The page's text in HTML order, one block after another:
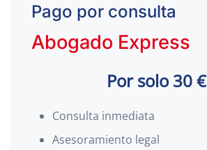
Pago por consulta
Abogado Express
Por solo 30 €
Consulta inmediata
Asesoramiento legal